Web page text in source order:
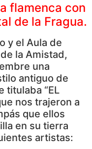
flamenca con
de la Fragua.
y el Aula de
la Amistad,
una
antiguo de
titulaba “EL
nos trajeron a
que ellos
en su tierra
artistas: